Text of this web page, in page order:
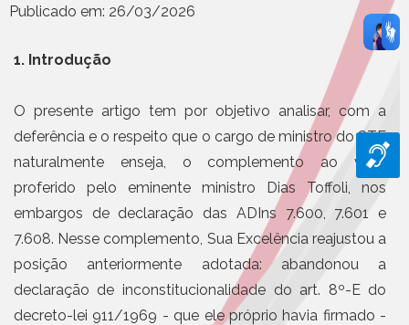
Publicado em: 26/03/2026
1. Introdução
O presente artigo tem por objetivo analisar, com a
deferência e o respeito que o cargo de ministro do STF
naturalmente enseja, o complemento ao voto
proferido pelo eminente ministro Dias Toffoli, nos
embargos de declaração das ADIns 7.600, 7.601 e
7.608. Nesse complemento, Sua Excelência reajustou a
posição anteriormente adotada: abandonou a
declaração de inconstitucionalidade do art. 8º-E do
decreto-lei 911/1969 - que ele próprio havia firmado -